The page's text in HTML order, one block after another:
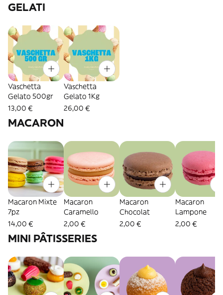
GELATI
Vaschetta
Gelato 500gr
13,00 €
Vaschetta
Gelato 1Kg
26,00 €
MACARON
Macaron Mixte
7pz
14,00 €
Macaron
Caramello
2,00 €
Macaron
Chocolat
2,00 €
Macaron
Lampone
2,00 €
MINI PÂTISSERIES